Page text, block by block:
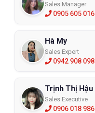
Sales Manager
0905 605 016
Hà My
Sales Expert
0942 908 098
Trịnh Thị Hậu
Sales Executive
0906 018 986